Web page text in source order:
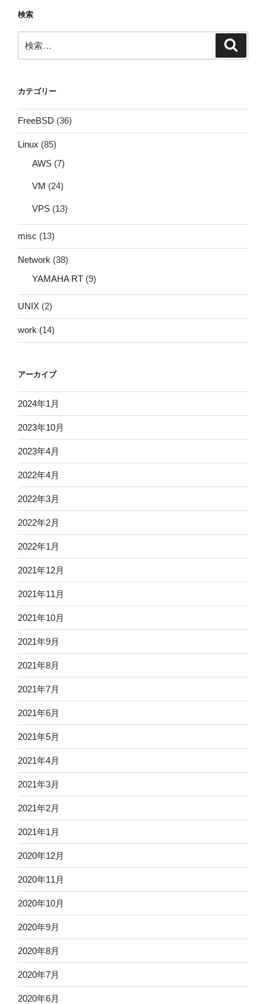
検索
索:
カテゴリー
FreeBSD (36)
Linux (85)
AWS (7)
VM (24)
VPS (13)
misc (13)
Network (38)
YAMAHA RT (9)
UNIX (2)
work (14)
アーカイブ
2024年1月
2023年10月
2023年4月
2022年4月
2022年3月
2022年2月
2022年1月
2021年12月
2021年11月
2021年10月
2021年9月
2021年8月
2021年7月
2021年6月
2021年5月
2021年4月
2021年3月
2021年2月
2021年1月
2020年12月
2020年11月
2020年10月
2020年9月
2020年8月
2020年7月
2020年6月